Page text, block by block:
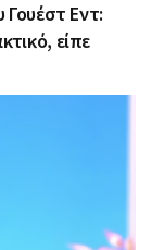
Γουέστ Εντ:
είπε